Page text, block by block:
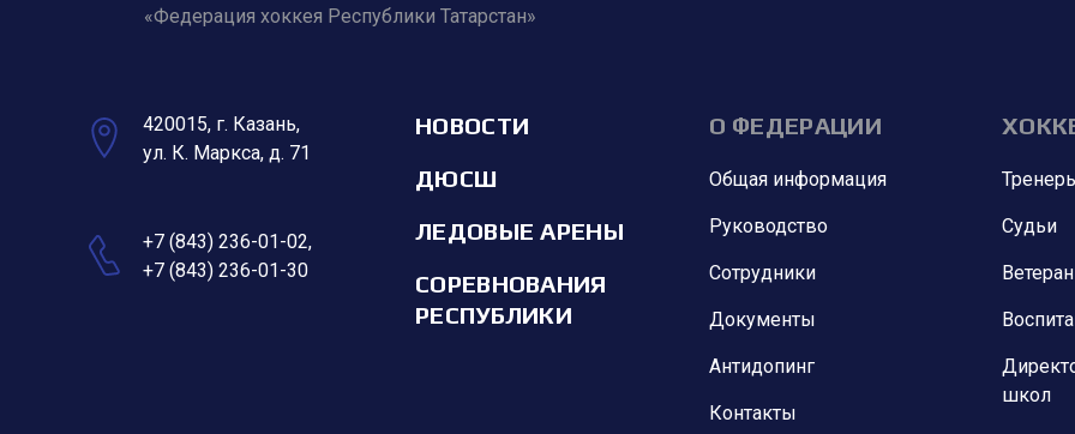
«Федерация хоккея Республики Татарстан»
420015, г. Казань,
ул. К. Маркса, д. 71
+7 (843) 236-01-02,
+7 (843) 236-01-30
НОВОСТИ
ДЮСШ
ЛЕДОВЫЕ АРЕНЫ
СОРЕВНОВАНИЯ
РЕСПУБЛИКИ
О ФЕДЕРАЦИИ
Общая информация
Руководство
Сотрудники
Документы
Антидопинг
Контакты
Судьи
школ